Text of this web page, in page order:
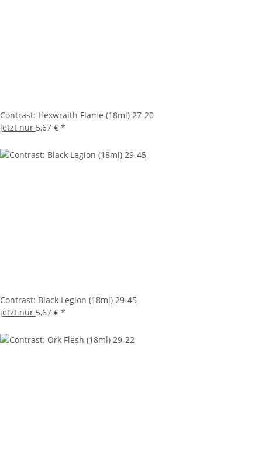
Contrast: Hexwraith Flame (18ml) 27-20
jetzt nur 5,67 € *
Contrast: Black Legion (18ml) 29-45
jetzt nur 5,67 € *